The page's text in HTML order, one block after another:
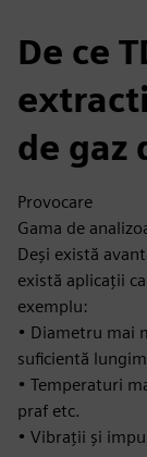
De ce
de gaz
Provocare
Gama de
Deși există
există aplicații
exemplu:
• Diametru mai
suficientă
• Temperaturi
praf etc.
• Vibrații și